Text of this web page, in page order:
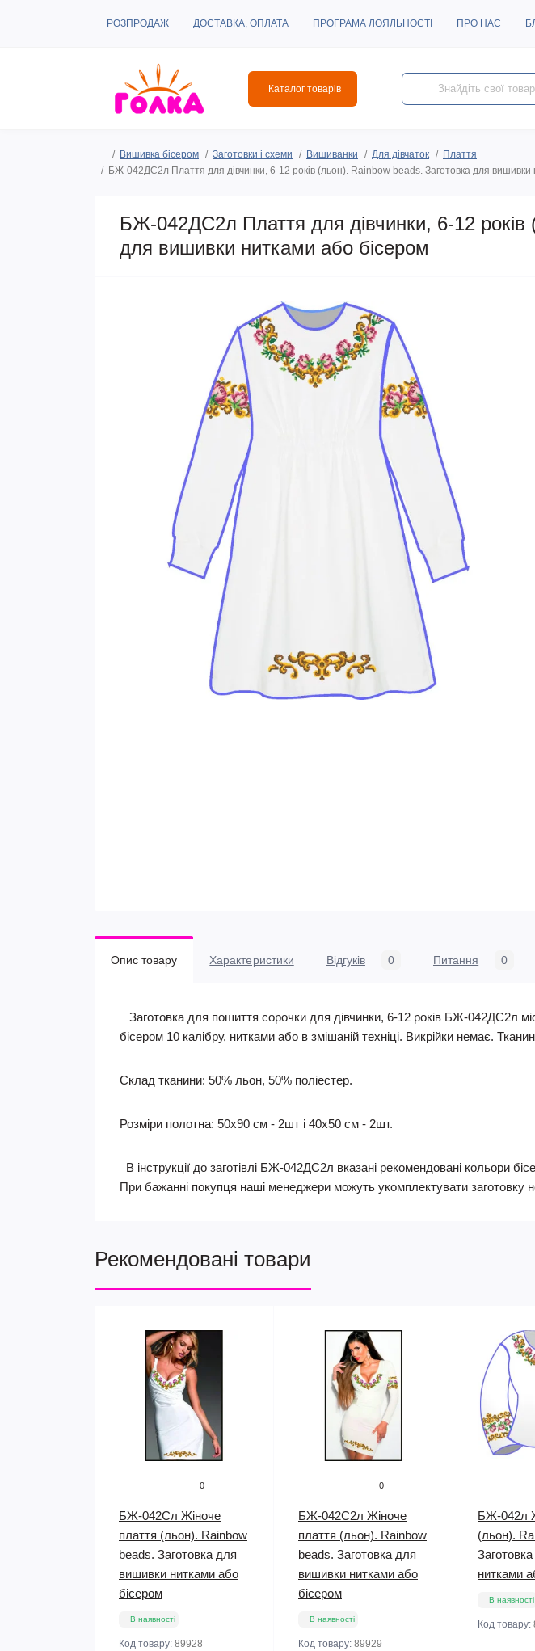
РОЗПРОДАЖ ДОСТАВКА, ОПЛАТА ПРОГРАМА ЛОЯЛЬНОСТІ ПРО НАС
Каталог товарів
Вишивка бісером Заготовки і схеми Вишиванки Для дівчаток
Плаття
БЖ-042ДС2л Плаття для дівчинки, 6-12 років (льон). Rainbow beads. Заготовка для вишивки
БЖ-042ДС2л Плаття для дівчинки, 6-12 років
для вишивки нитками або бісером
Опис товару Характеристики Відгуків 0 Питання 0
Заготовка для пошиття сорочки для дівчинки, 6-12 років БЖ-042ДС2л
бісером 10 калібру, нитками або в змішаній техніці. Викрійки немає.
Склад тканини: 50% льон, 50% поліестер.
Розміри полотна: 50х90 см - 2шт і 40х50 см - 2шт.
В інструкції до заготівлі БЖ-042ДС2л вказані рекомендовані кольори
При бажанні покупця наші менеджери можуть укомплектувати заготовку
Рекомендовані товари
0
БЖ-042Сл Жіноче
плаття (льон). Rainbow
beads. Заготовка для
вишивки нитками або
бісером
В наявності
Код товару: 89928
0
БЖ-042С2л Жіноче
плаття (льон). Rainbow
beads. Заготовка для
вишивки нитками або
бісером
В наявності
Код товару: 89929
БЖ-042л
(льон).
нитками
В наявності
Код товару: